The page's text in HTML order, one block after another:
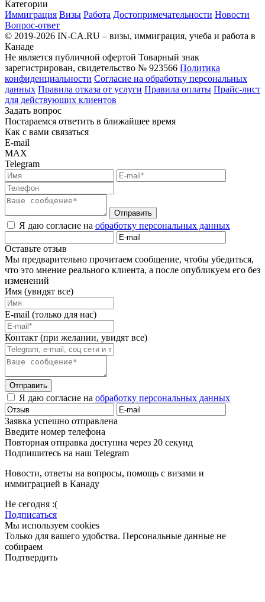
Категории
Иммиграция Визы Работа Достопримечательности Новости
Вопрос-ответ
© 2019-2026 IN-CA.RU – визы, иммиграция, учеба и работа в
Канаде
Не является публичной офертой Товарный знак
зарегистрирован, свидетельство № 923566 Политика
конфиденциальности Согласие на обработку персональных
данных Правила отказа от услуги Правила оплаты Прайс-лист
для действующих клиентов
Задать вопрос
Постараемся ответить в ближайшее время
Как с вами связаться
E-mail
MAX
Telegram
Отправить
Я даю согласие на обработку персональных данных
Оставьте отзыв
Мы предварительно прочитаем сообщение, чтобы убедиться,
что это мнение реального клиента, а после опубликуем его без
изменений
Имя (увидят все)
E-mail (только для нас)
Контакт (при желании, увидят все)
Отправить
Я даю согласие на обработку персональных данных
Заявка успешно отправлена
Введите номер телефона
Повторная отправка доступна через 20 секунд
Подпишитесь на наш Telegram
Новости, ответы на вопросы, помощь с визами и
иммиграцией в Канаду
Не сегодня :(
Подписаться
Мы используем cookies
Только для вашего удобства. Персональные данные не
собираем
Подтвердить